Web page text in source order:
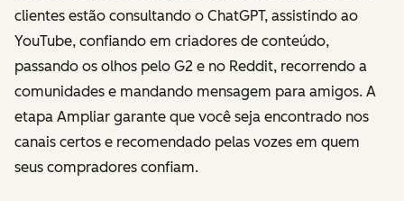
clientes estão consultando o ChatGPT, assistindo ao
YouTube, confiando em criadores de conteúdo,
passando os olhos pelo G2 e no Reddit, recorrendo a
comunidades e mandando mensagem para amigos. A
etapa Ampliar garante que você seja encontrado nos
canais certos e recomendado pelas vozes em quem
seus compradores confiam.